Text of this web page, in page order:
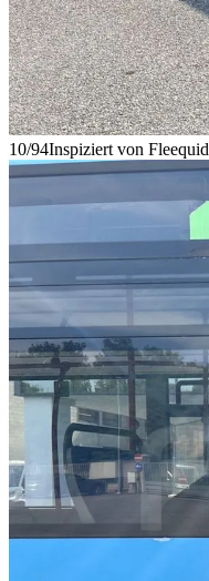
10/94Inspiziert von Fleequid